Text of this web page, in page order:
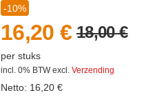
-10%
16,20 € 18,00 €
per stuks
incl. 0% BTWexcl. Verzending
Netto: 16,20 €